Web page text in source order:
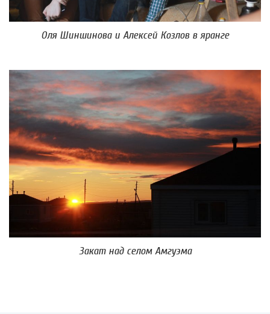
Оля Шиншинова и Алексей Козлов в яранге
Закат над селом Амгуэма